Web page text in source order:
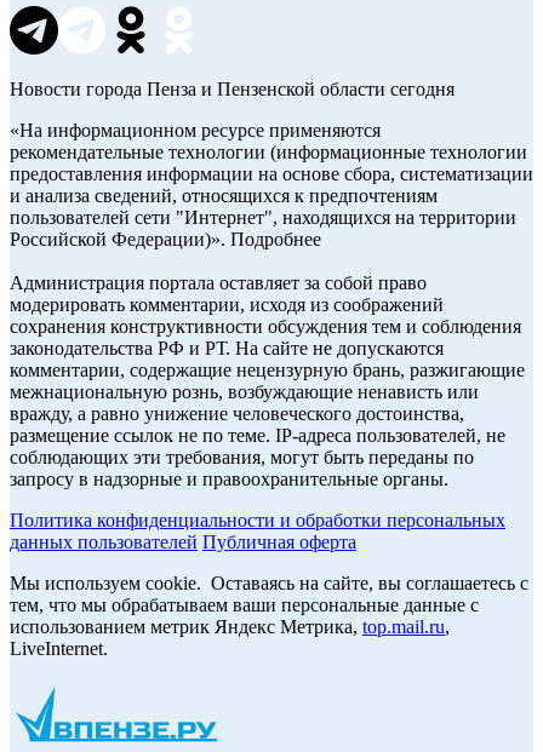
Новости города Пенза и Пензенской области сегодня
«На информационном ресурсе применяются
рекомендательные технологии (информационные технологии
предоставления информации на основе сбора, систематизации
и анализа сведений, относящихся к предпочтениям
пользователей сети "Интернет", находящихся на территории
Российской Федерации)». Подробнее
Администрация портала оставляет за собой право
модерировать комментарии, исходя из соображений
сохранения конструктивности обсуждения тем и соблюдения
законодательства РФ и РТ. На сайте не допускаются
комментарии, содержащие нецензурную брань, разжигающие
межнациональную рознь, возбуждающие ненависть или
вражду, а равно унижение человеческого достоинства,
размещение ссылок не по теме. IP-адреса пользователей, не
соблюдающих эти требования, могут быть переданы по
запросу в надзорные и правоохранительные органы.
Политика конфиденциальности и обработки персональных
данных пользователей Публичная оферта
Мы используем cookie. Оставаясь на сайте, вы соглашаетесь с
тем, что мы обрабатываем ваши персональные данные с
использованием метрик Яндекс Метрика, top.mail.ru,
LiveInternet.